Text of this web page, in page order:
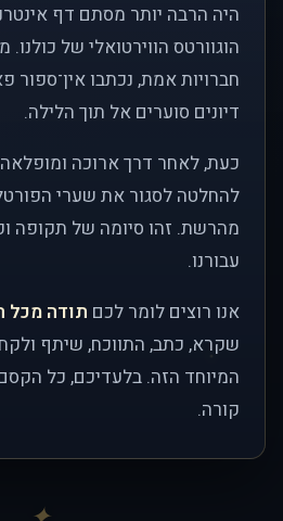
היה הרבה יותר מסתם דף
הוגוורטס הווירטואלי של
חברויות אמת, נכתבו אין־ספור
דיונים סוערים אל תוך הלילה.
כעת, לאחר דרך ארוכה
להחלטה לסגור את שערי
מהרשת. זהו סיומה של תקופה
עבורנו.
אנו רוצים לומר לכם תודה מכל
שקרא, כתב, התווכח, שיתף
המיוחד הזה. בלעדיכם, כל
קורה.